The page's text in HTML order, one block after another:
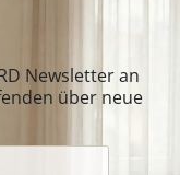
Newsletter an
über neue